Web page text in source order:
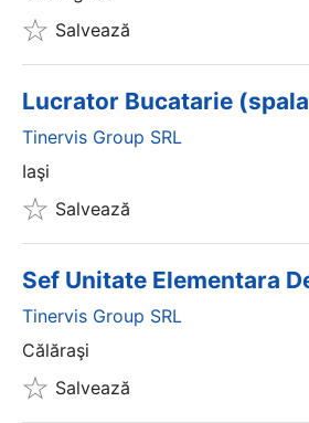
Salvează
Lucrator Bucatarie
Tinervis Group SRL
Iaşi
Salvează
Sef Unitate Elementara
Tinervis Group SRL
Călăraşi
Salvează